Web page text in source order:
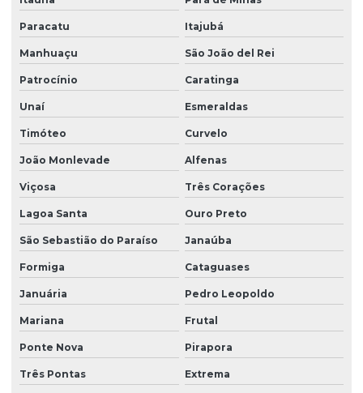
Paracatu Itajubá
Manhuaçu São João del Rei
Patrocínio Caratinga
Unaí Esmeraldas
Timóteo Curvelo
João Monlevade Alfenas
Viçosa Três Corações
Lagoa Santa Ouro Preto
São Sebastião do Paraíso Janaúba
Formiga Cataguases
Januária Pedro Leopoldo
Mariana Frutal
Ponte Nova Pirapora
Três Pontas Extrema